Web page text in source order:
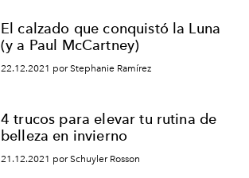
El calzado que conquistó la Luna
(y a Paul McCartney)
22.12.2021 por Stephanie Ramírez
4 trucos para elevar tu rutina de
belleza en invierno
21.12.2021 por Schuyler Rosson